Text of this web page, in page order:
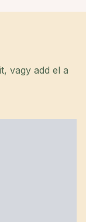
vagy add el a